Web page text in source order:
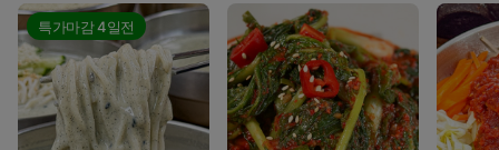
특가마감4일전